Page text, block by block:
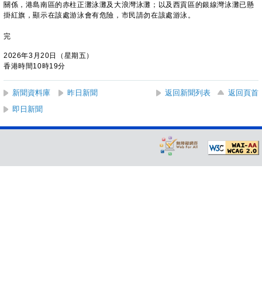
關係，港島南區的赤柱正灘泳灘及大浪灣泳灘；以及西貢區的銀線灣泳灘已懸
掛紅旗，顯示在該處游泳會有危險，市民請勿在該處游泳。
完
2026年3月20日（星期五）
香港時間10時19分
新聞資料庫 昨日新聞 返回新聞列表
返回頁首
即日新聞